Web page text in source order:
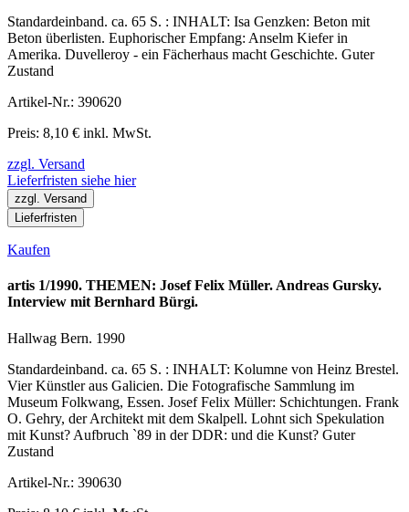
Standardeinband. ca. 65 S. : INHALT: Isa Genzken: Beton mit
Beton überlisten. Euphorischer Empfang: Anselm Kiefer in
Amerika. Duvelleroy - ein Fächerhaus macht Geschichte. Guter
Zustand
Artikel-Nr.: 390620
Preis: 8,10 € inkl. MwSt.
zzgl. Versand
Lieferfristen siehe hier
zzgl. Versand
Lieferfristen
Kaufen
artis 1/1990. THEMEN: Josef Felix Müller. Andreas Gursky.
Interview mit Bernhard Bürgi.
Hallwag Bern. 1990
Standardeinband. ca. 65 S. : INHALT: Kolumne von Heinz Brestel.
Vier Künstler aus Galicien. Die Fotografische Sammlung im
Museum Folkwang, Essen. Josef Felix Müller: Schichtungen. Frank
O. Gehry, der Architekt mit dem Skalpell. Lohnt sich Spekulation
mit Kunst? Aufbruch `89 in der DDR: und die Kunst? Guter
Zustand
Artikel-Nr.: 390630